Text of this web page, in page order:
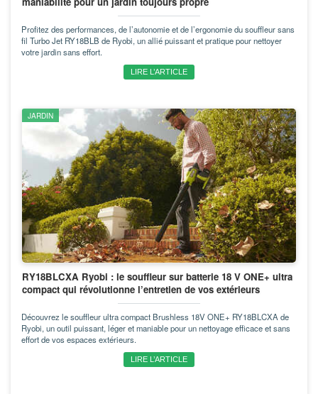
Profitez des performances, de l’autonomie et de l’ergonomie du souffleur sans
fil Turbo Jet RY18BLB de Ryobi, un allié puissant et pratique pour nettoyer
votre jardin sans effort.
LIRE L’ARTICLE
JARDIN
RY18BLCXA Ryobi : le souffleur sur batterie 18 V ONE+ ultra
compact qui révolutionne l’entretien de vos extérieurs
Découvrez le souffleur ultra compact Brushless 18V ONE+ RY18BLCXA de
Ryobi, un outil puissant, léger et maniable pour un nettoyage efficace et sans
effort de vos espaces extérieurs.
LIRE L’ARTICLE